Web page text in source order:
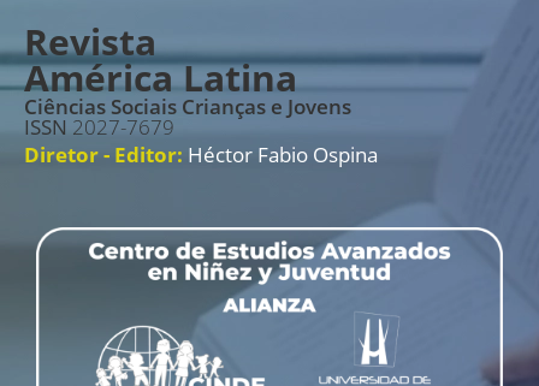
Revista
América Latina
Ciências Sociais Crianças e Jovens
ISSN 2027-7679
Diretor - Editor: Héctor Fabio Ospina